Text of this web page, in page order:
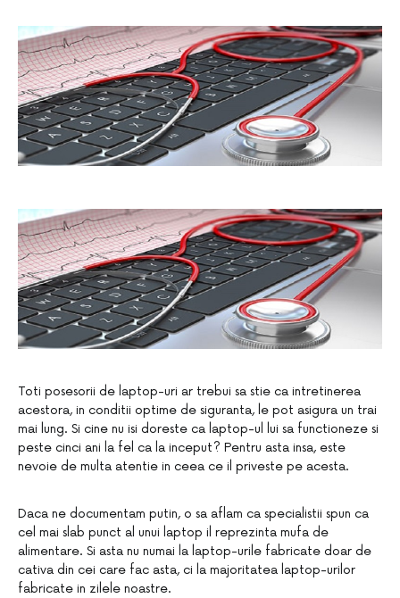
Toti posesorii de laptop-uri ar trebui sa stie ca intretinerea
acestora, in conditii optime de siguranta, le pot asigura un trai
mai lung. Si cine nu isi doreste ca laptop-ul lui sa functioneze si
peste cinci ani la fel ca la inceput? Pentru asta insa, este
nevoie de multa atentie in ceea ce il priveste pe acesta.
Daca ne documentam putin, o sa aflam ca specialistii spun ca
cel mai slab punct al unui laptop il reprezinta mufa de
alimentare. Si asta nu numai la laptop-urile fabricate doar de
cativa din cei care fac asta, ci la majoritatea laptop-urilor
fabricate in zilele noastre.